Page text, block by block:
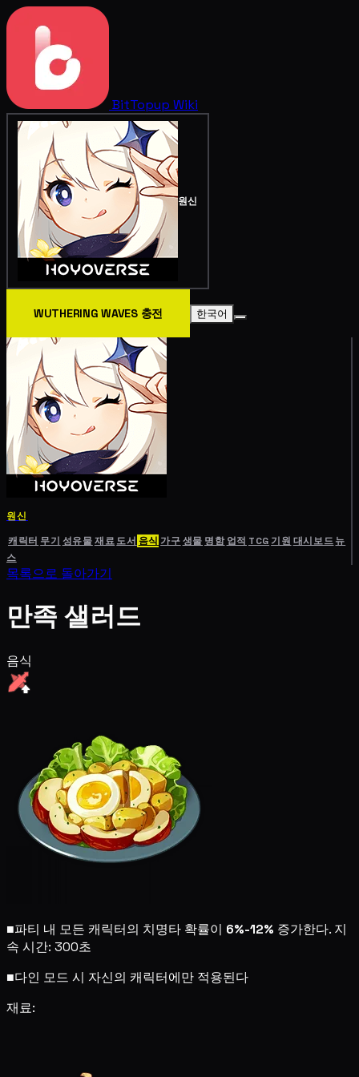
BitTopup Wiki
원신
WUTHERING WAVES 충전 한국어
원신
캐릭터 무기 성유물재료도서 음식 가구생물 명함 업적 TCG기원 대시보드뉴
스
목록으로 돌아가기
만족 샐러드
음식
■파티 내 모든 캐릭터의 치명타 확률이 6%-12% 증가한다. 지
속 시간: 300초
■다인 모드 시 자신의 캐릭터에만 적용된다
재료: